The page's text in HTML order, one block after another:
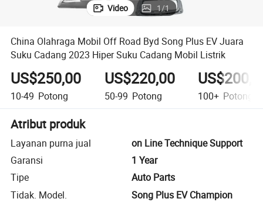
Video 1/1
China Olahraga Mobil Off Road Byd Song Plus EV Juara
Suku Cadang 2023 Hiper Suku Cadang Mobil Listrik
US$250,00
10-49 Potong
US$220,00
50-99 Potong 100+ Potong
Atribut produk
Layanan purna jual
on Line Technique Support
Garansi
1 Year
Tipe
Auto Parts
Tidak. Model.
Song Plus EV Champion